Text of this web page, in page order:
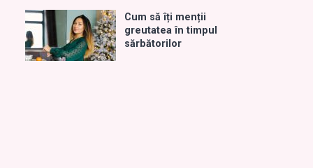
Cum să îți menții
greutatea în timpul
sărbătorilor